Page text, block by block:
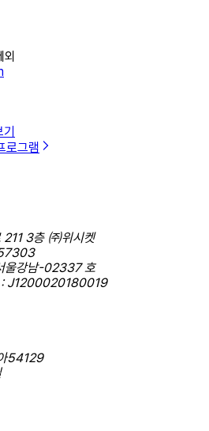
로그램
211 3층 ㈜위시켓
울강남-02337 호
: J1200020180019
54129